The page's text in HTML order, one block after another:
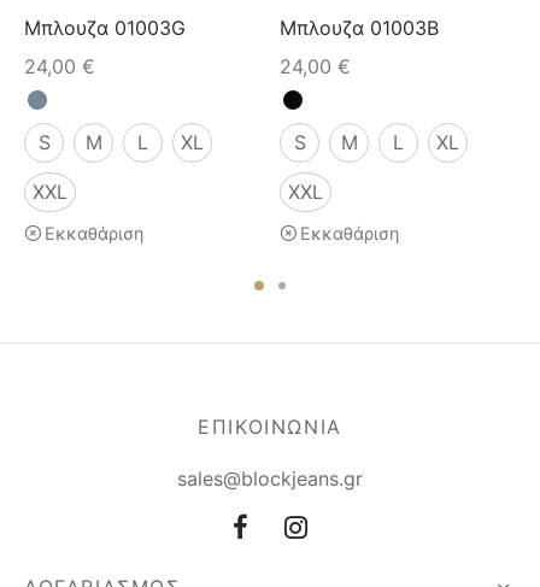
Μπλουζα 01003G
24,00 €
S M L XL
XXL
Εκκαθάριση
Μπλουζα 01003B
24,00 €
S M L XL
XXL
Εκκαθάριση
ΕΠΙΚΟΙΝΩΝΙΑ
sales@blockjeans.gr